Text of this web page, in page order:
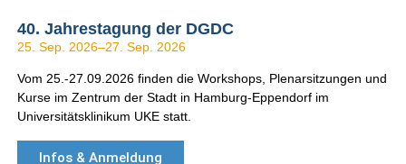
40. Jahrestagung der DGDC
25. Sep. 2026–27. Sep. 2026
Vom 25.-27.09.2026 finden die Workshops, Plenarsitzungen und
Kurse im Zentrum der Stadt in Hamburg-Eppendorf im
Universitätsklinikum UKE statt.
Infos & Anmeldung